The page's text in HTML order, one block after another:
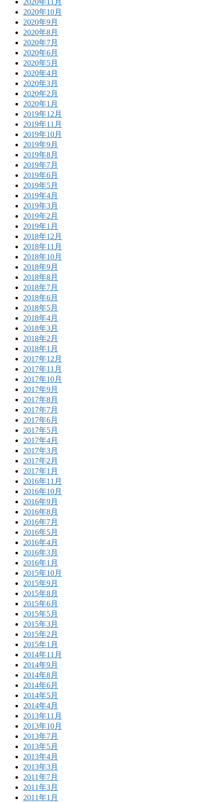
2020年10月
2020年9月
2020年8月
2020年7月
2020年6月
2020年5月
2020年4月
2020年3月
2020年2月
2020年1月
2019年12月
2019年11月
2019年10月
2019年9月
2019年8月
2019年7月
2019年6月
2019年5月
2019年4月
2019年3月
2019年2月
2019年1月
2018年12月
2018年11月
2018年10月
2018年9月
2018年8月
2018年7月
2018年6月
2018年5月
2018年4月
2018年3月
2018年2月
2018年1月
2017年12月
2017年11月
2017年10月
2017年9月
2017年8月
2017年7月
2017年6月
2017年5月
2017年4月
2017年3月
2017年2月
2017年1月
2016年11月
2016年10月
2016年9月
2016年8月
2016年7月
2016年5月
2016年4月
2016年3月
2016年1月
2015年10月
2015年9月
2015年8月
2015年6月
2015年5月
2015年3月
2015年2月
2015年1月
2014年11月
2014年9月
2014年8月
2014年6月
2014年5月
2014年4月
2013年11月
2013年10月
2013年7月
2013年5月
2013年4月
2013年3月
2011年7月
2011年3月
2011年1月